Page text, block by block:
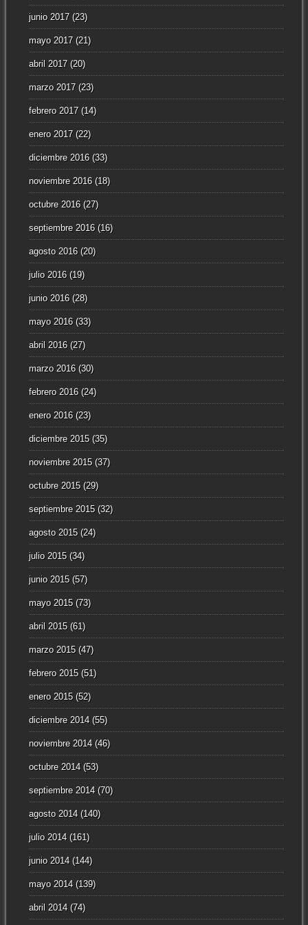
junio 2017(23)
mayo 2017(21)
abril 2017(20)
marzo 2017(23)
febrero 2017(14)
enero 2017(22)
diciembre 2016(33)
noviembre 2016(18)
octubre 2016(27)
septiembre 2016(16)
agosto 2016(20)
julio 2016(19)
junio 2016(28)
mayo 2016(33)
abril 2016(27)
marzo 2016(30)
febrero 2016(24)
enero 2016(23)
diciembre 2015(35)
noviembre 2015(37)
octubre 2015(29)
septiembre 2015(32)
agosto 2015(24)
julio 2015(34)
junio 2015(57)
mayo 2015(73)
abril 2015(61)
marzo 2015(47)
febrero 2015(51)
enero 2015(52)
diciembre 2014(55)
noviembre 2014(46)
octubre 2014(53)
septiembre 2014(70)
agosto 2014(140)
julio 2014(161)
junio 2014(144)
mayo 2014(139)
abril 2014(74)